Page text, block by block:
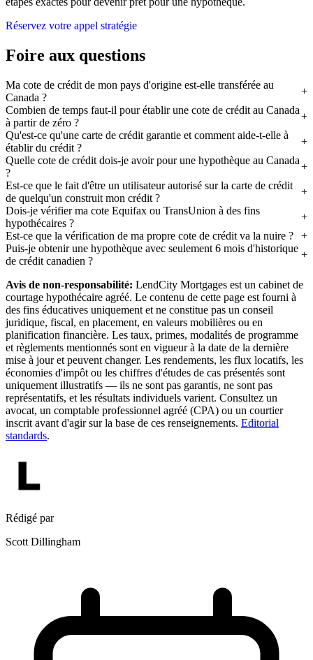
Réservez votre appel stratégie
Foire aux questions
Ma cote de crédit de mon pays d'origine est-elle transférée au
Canada ?
Combien de temps faut-il pour établir une cote de crédit au Canada
à partir de zéro ?
Qu'est-ce qu'une carte de crédit garantie et comment aide-t-elle à
établir du crédit ?
Quelle cote de crédit dois-je avoir pour une hypothèque au Canada
?
Est-ce que le fait d'être un utilisateur autorisé sur la carte de crédit
de quelqu'un construit mon crédit ?
Dois-je vérifier ma cote Equifax ou TransUnion à des fins
hypothécaires ?
Est-ce que la vérification de ma propre cote de crédit va la nuire ?
Puis-je obtenir une hypothèque avec seulement 6 mois d'historique
de crédit canadien ?
Avis de non-responsabilité: LendCity Mortgages est un cabinet de
courtage hypothécaire agréé. Le contenu de cette page est fourni à
des fins éducatives uniquement et ne constitue pas un conseil
juridique, fiscal, en placement, en valeurs mobilières ou en
planification financière. Les taux, primes, modalités de programme
et règlements mentionnés sont en vigueur à la date de la dernière
mise à jour et peuvent changer. Les rendements, les flux locatifs, les
économies d'impôt ou les chiffres d'études de cas présentés sont
uniquement illustratifs — ils ne sont pas garantis, ne sont pas
représentatifs, et les résultats individuels varient. Consultez un
avocat, un comptable professionnel agréé (CPA) ou un courtier
inscrit avant d'agir sur la base de ces renseignements. Editorial
standards.
Rédigé par
Scott Dillingham